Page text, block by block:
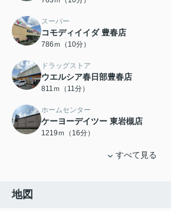
スーパー
コモディイイダ 豊春店
786ｍ（10分）
ドラッグストア
ウエルシア春日部豊春店
811ｍ（11分）
ホームセンター
ケーヨーデイツー 東岩槻店
1219ｍ（16分）
すべて見る
地図